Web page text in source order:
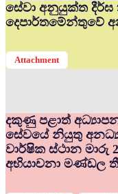
සේවා අනුයුක්ත දීර්ඝ
දෙපාර්තමේන්තුවේ
Attachment
දකුණු පළාත්
සේවයේ නියුතු
වාර්ෂික ස්ථාන මාරු
අභියාචනා මණ්ඩල